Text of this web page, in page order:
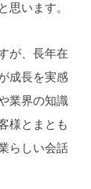
思います。
が、長年在
成長を実感
業界の知識
様とまとも
らしい会話